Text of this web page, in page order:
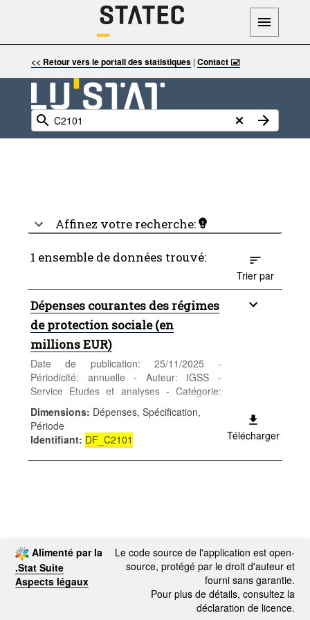
<< Retour vers le portail des statistiques| Contact 🖃
Affinez votre recherche:
1 ensemble de données trouvé:
Trier par
Dépenses courantes des régimes
de protection sociale (en
millions EUR)
Date de publication: 25/11/2025 -
Périodicité: annuelle - Auteur: IGSS -
Service Etudes et analyses - Catégorie:
Conditions sociales - Sécurité sociale -
Mots-clés: protection sociale
Dimensions: Dépenses, Spécification,
Période
Identifiant: DF_C2101 Télécharger
Alimenté par la
.Stat Suite
Aspects légaux
Le code source de l'application est open-
source, protégé par le droit d'auteur et
fourni sans garantie.
Pour plus de détails, consultez la
déclaration de licence.